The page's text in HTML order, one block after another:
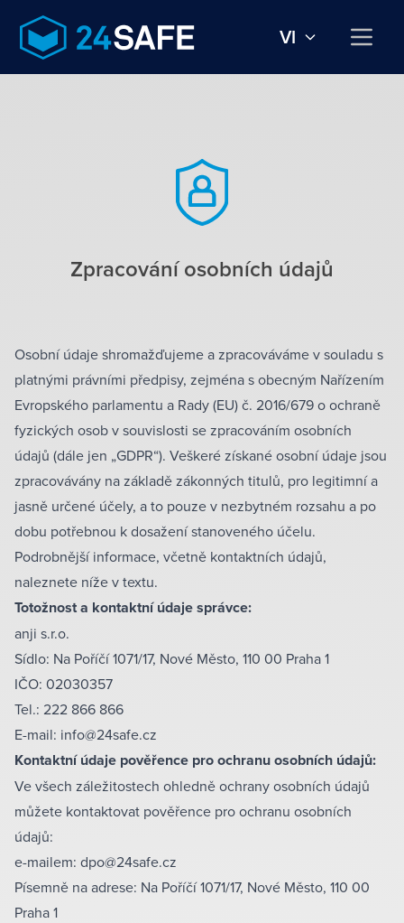
VI
Zpracování osobních údajů
Osobní údaje shromažďujeme a zpracováváme v souladu s
platnými právními předpisy, zejména s obecným Nařízením
Evropského parlamentu a Rady (EU) č. 2016/679 o ochraně
fyzických osob v souvislosti se zpracováním osobních
údajů (dále jen „GDPR“). Veškeré získané osobní údaje jsou
zpracovávány na základě zákonných titulů, pro legitimní a
jasně určené účely, a to pouze v nezbytném rozsahu a po
dobu potřebnou k dosažení stanoveného účelu.
Podrobnější informace, včetně kontaktních údajů,
naleznete níže v textu.
Totožnost a kontaktní údaje správce:
anji s.r.o.
Sídlo: Na Poříčí 1071/17, Nové Město, 110 00 Praha 1
IČO: 02030357
Tel.: 222 866 866
E-mail: info@24safe.cz
Kontaktní údaje pověřence pro ochranu osobních údajů:
Ve všech záležitostech ohledně ochrany osobních údajů
můžete kontaktovat pověřence pro ochranu osobních
údajů:
e-mailem: dpo@24safe.cz
Písemně na adrese: Na Poříčí 1071/17, Nové Město, 110 00
Praha 1